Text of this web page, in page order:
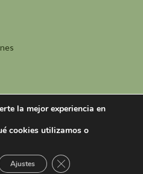
Luis Benito Alonso
la mejor experiencia en
cookies utilizamos o
Ajustes Cerrar el banner de